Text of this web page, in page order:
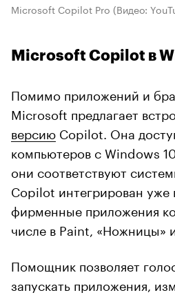
Microsoft Copilot Pro (Видео:
Microsoft Copilot в
Помимо приложений и
Microsoft предлагает
версию Copilot. Она
компьютеров с Windows
они соответствуют
Copilot интегрирован уже
фирменные приложения
числе в Paint, «Ножницы»
Помощник позволяет
запускать приложения,